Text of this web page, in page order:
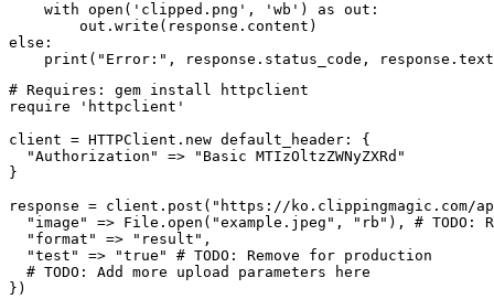
    with open('clipped.png', 'wb') as out:
        out.write(response.content)
else:
# Requires: gem install httpclient
require 'httpclient'
client = HTTPClient.new default_header: {
  "Authorization" => "Basic MTIzOltzZWNyZXRd"
}
response = client.post("https://ko.clippingmagic.com/
"image" => File.open("example.jpeg", "rb"), # TODO:
  "format" => "result",
  "test" => "true" # TODO: Remove for production
  # TODO: Add more upload parameters here
})